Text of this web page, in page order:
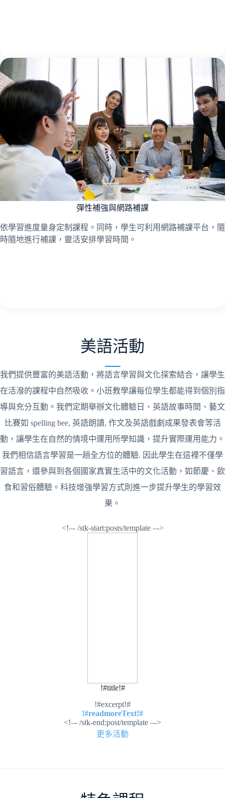
彈性補強與網路補課
依學習進度量身定制課程。同時，學生可利用網路補課平台，隨
時隨地進行補課，靈活安排學習時間。
美語活動
我們提供豐富的美語活動，將語言學習與文化探索結合，讓學生
在活潑的課程中自然吸收。小班教學讓每位學生都能得到個別指
導與充分互動。我們定期舉辦文化體驗日、英語故事時間、藝文
比賽如 spelling bee, 英語朗讀, 作文及英語戲劇成果發表會等活
動，讓學生在自然的情境中運用所學知識，提升實際運用能力。
我們相信語言學習是一趟全方位的體驗. 因此學生在這裡不僅學
習語言，還參與到各個國家真實生活中的文化活動，如節慶、飲
食和習俗體驗。科技增強學習方式則進一步提升學生的學習效
果。
<!–- /stk-start:posts/template –->
!#title!#
!#excerpt!#
!#readmoreText!#
<!–- /stk-end:post/template –->
更多活動